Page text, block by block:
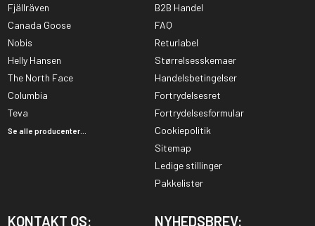
Fjällräven
Canada Goose
Nobis
Helly Hansen
The North Face
Columbia
Teva
Se alle producenter...
B2B Handel
FAQ
Returlabel
Størrelsesskemaer
Handelsbetingelser
Fortrydelsesret
Fortrydelsesformular
Cookiepolitik
Sitemap
Ledige stillinger
Pakkelister
KONTAKT OS: NYHEDSBREV: